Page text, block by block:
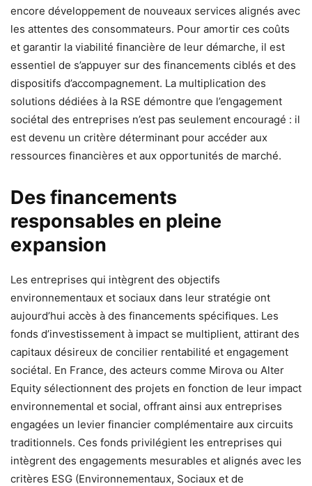
encore développement de nouveaux services alignés avec
les attentes des consommateurs. Pour amortir ces coûts
et garantir la viabilité financière de leur démarche, il est
essentiel de s’appuyer sur des financements ciblés et des
dispositifs d’accompagnement. La multiplication des
solutions dédiées à la RSE démontre que l’engagement
sociétal des entreprises n’est pas seulement encouragé : il
est devenu un critère déterminant pour accéder aux
ressources financières et aux opportunités de marché.
Des financements
responsables en pleine
expansion
Les entreprises qui intègrent des objectifs
environnementaux et sociaux dans leur stratégie ont
aujourd’hui accès à des financements spécifiques. Les
fonds d’investissement à impact se multiplient, attirant des
capitaux désireux de concilier rentabilité et engagement
sociétal. En France, des acteurs comme Mirova ou Alter
Equity sélectionnent des projets en fonction de leur impact
environnemental et social, offrant ainsi aux entreprises
engagées un levier financier complémentaire aux circuits
traditionnels. Ces fonds privilégient les entreprises qui
intègrent des engagements mesurables et alignés avec les
critères ESG (Environnementaux, Sociaux et de